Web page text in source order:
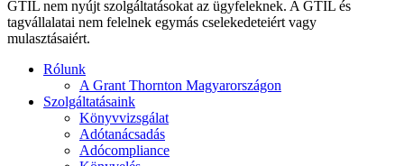
GTIL nem nyújt szolgáltatásokat az ügyfeleknek. A GTIL és
tagvállalatai nem felelnek egymás cselekedeteiért vagy
mulasztásaiért.
Rólunk
A Grant Thornton Magyarországon
Szolgáltatásaink
Könyvvizsgálat
Adótanácsadás
Adócompliance